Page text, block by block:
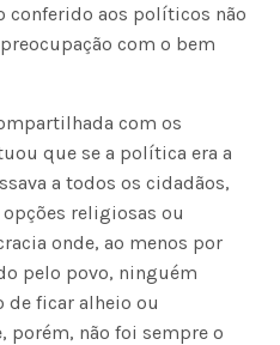
conferido aos políticos não
com o bem
com os
que se a política era a
a todos os cidadãos,
religiosas ou
onde, ao menos por
pelo povo, ninguém
ficar alheio ou
porém, não foi sempre o